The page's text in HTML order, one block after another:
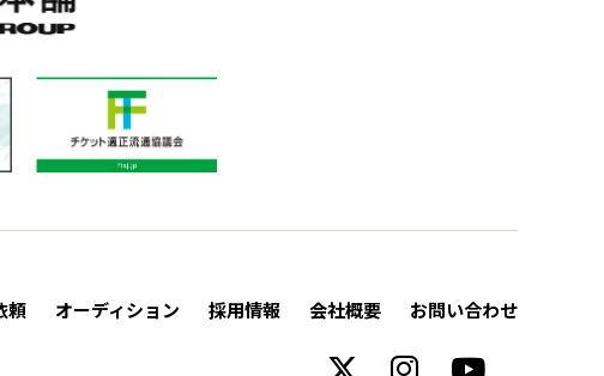
頼 オーディション 採用情報 会社概要 お問い合わせ